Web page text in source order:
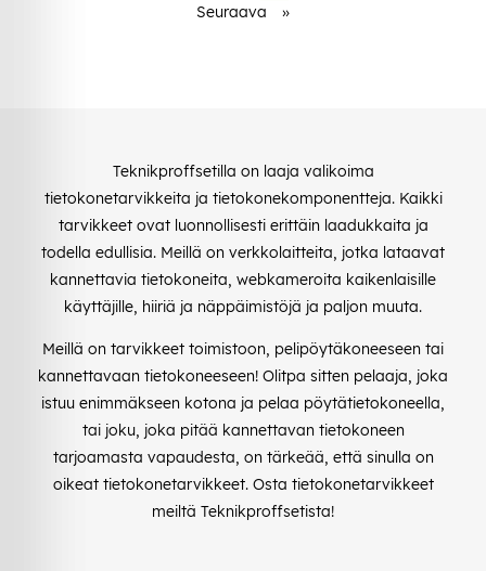
Seuraava
»
Teknikproffsetilla on laaja valikoima
tietokonetarvikkeita ja tietokonekomponentteja. Kaikki
tarvikkeet ovat luonnollisesti erittäin laadukkaita ja
todella edullisia. Meillä on verkkolaitteita, jotka lataavat
kannettavia tietokoneita, webkameroita kaikenlaisille
käyttäjille, hiiriä ja näppäimistöjä ja paljon muuta.
Meillä on tarvikkeet toimistoon, pelipöytäkoneeseen tai
kannettavaan tietokoneeseen! Olitpa sitten pelaaja, joka
istuu enimmäkseen kotona ja pelaa pöytätietokoneella,
tai joku, joka pitää kannettavan tietokoneen
tarjoamasta vapaudesta, on tärkeää, että sinulla on
oikeat tietokonetarvikkeet. Osta tietokonetarvikkeet
meiltä Teknikproffsetista!